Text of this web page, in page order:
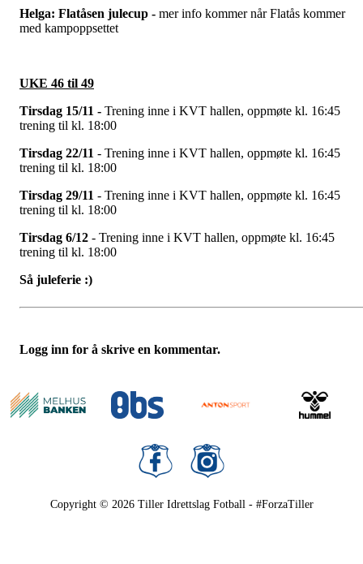
Helga: Flatåsen julecup - mer info kommer når Flatås kommer
med kampoppsettet
UKE 46 til 49
Tirsdag 15/11 - Trening inne i KVT hallen, oppmøte kl. 16:45
trening til kl. 18:00
Tirsdag 22/11 - Trening inne i KVT hallen, oppmøte kl. 16:45
trening til kl. 18:00
Tirsdag 29/11 - Trening inne i KVT hallen, oppmøte kl. 16:45
trening til kl. 18:00
Tirsdag 6/12 - Trening inne i KVT hallen, oppmøte kl. 16:45
trening til kl. 18:00
Så juleferie :)
Logg inn for å skrive en kommentar.
Copyright © 2026 Tiller Idrettslag Fotball - #ForzaTiller